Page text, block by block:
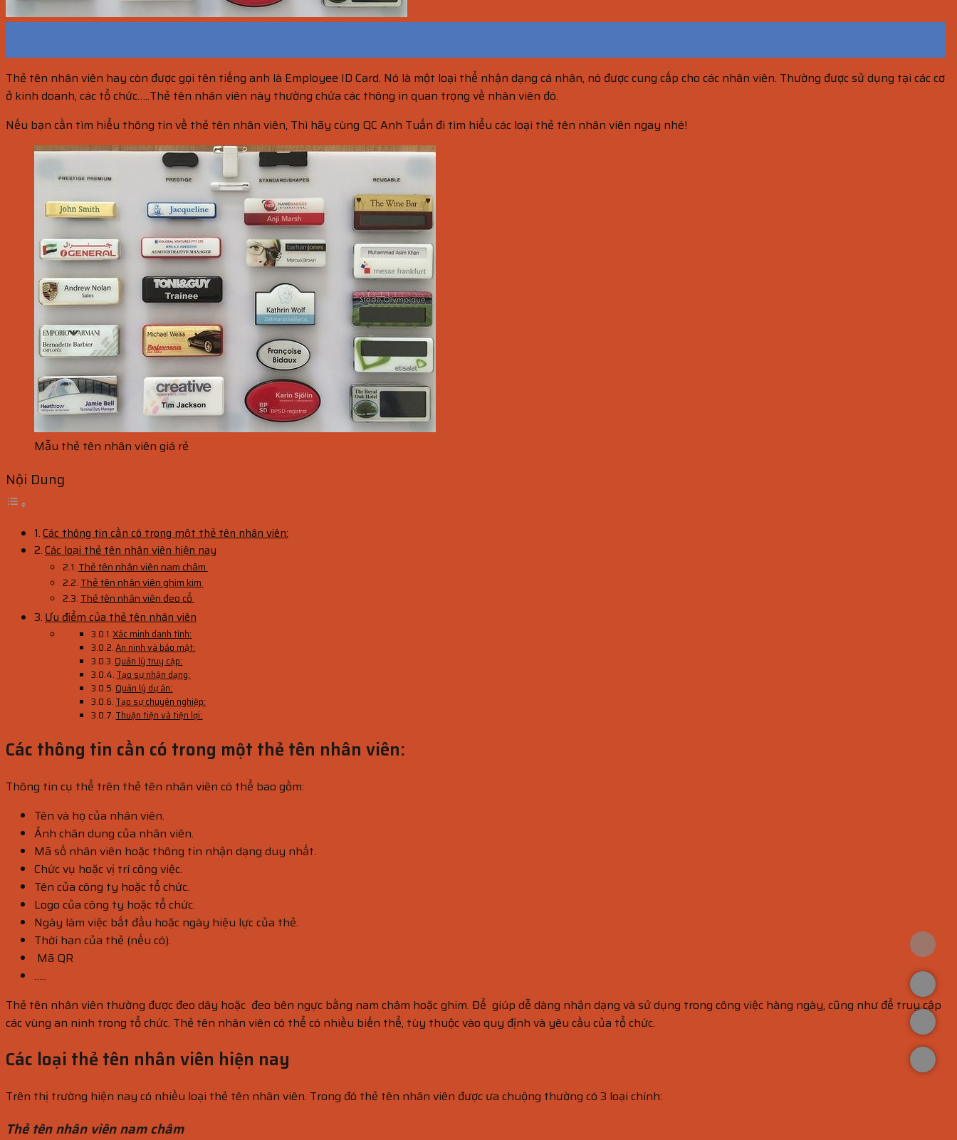
Thẻ tên nhân viên hay còn được gọi tên tiếng anh là Employee ID Card. Nó là một loại thể nhận dạng cá nhân, nó được cung cấp cho các nhân viên. Thường được sử dụng tại các cơ
ở kinh doanh, các tổ chức…..Thẻ tên nhân viên này thường chứa các thông in quan trọng về nhân viên đó.
Nếu bạn cần tìm hiểu thông tin về thẻ tên nhân viên, Thì hãy cùng QC Anh Tuấn đi tìm hiểu các loại thẻ tên nhân viên ngay nhé!
Mẫu thẻ tên nhân viên giá rẻ
Nội Dung
Các thông tin cần có trong một thẻ tên nhân viên:
Các loại thẻ tên nhân viên hiện nay
Thẻ tên nhân viên nam châm
Thẻ tên nhân viên ghim kim
Thẻ tên nhân viên đeo cổ
Ưu điểm của thẻ tên nhân viên
Xác minh danh tính:
An ninh và bảo mật:
Quản lý truy cập:
Tạo sự nhận dạng:
Quản lý dự án:
Tạo sự chuyên nghiệp:
Thuận tiện và tiện lợi:
Các thông tin cần có trong một thẻ tên nhân viên:
Thông tin cụ thể trên thẻ tên nhân viên có thể bao gồm:
Tên và họ của nhân viên.
Ảnh chân dung của nhân viên.
Mã số nhân viên hoặc thông tin nhận dạng duy nhất.
Chức vụ hoặc vị trí công việc.
Tên của công ty hoặc tổ chức.
Logo của công ty hoặc tổ chức.
Ngày làm việc bắt đầu hoặc ngày hiệu lực của thẻ.
Thời hạn của thẻ (nếu có).
Mã QR
…..
Thẻ tên nhân viên thường được đeo dây hoặc đeo bên ngực bằng nam châm hoặc ghim. Để giúp dễ dàng nhận dạng và sử dụng trong công việc hàng ngày, cũng như để truy cập
các vùng an ninh trong tổ chức. Thẻ tên nhân viên có thể có nhiều biến thể, tùy thuộc vào quy định và yêu cầu của tổ chức.
Các loại thẻ tên nhân viên hiện nay
Trên thị trường hiện nay có nhiều loại thẻ tên nhân viên. Trong đó thẻ tên nhân viên được ưa chuộng thường có 3 loại chính:
Thẻ tên nhân viên nam châm